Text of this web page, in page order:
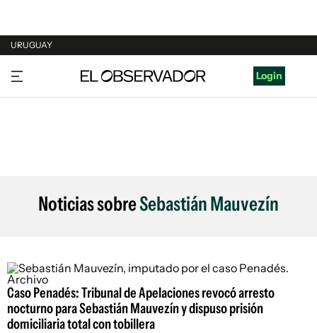
URUGUAY
URUGUAY
ARGENTINA
Login
Noticias sobreSebastián Mauvezín
Caso Penadés: Tribunal de Apelaciones revocó arresto
nocturno para Sebastián Mauvezín y dispuso prisión
domiciliaria total con tobillera